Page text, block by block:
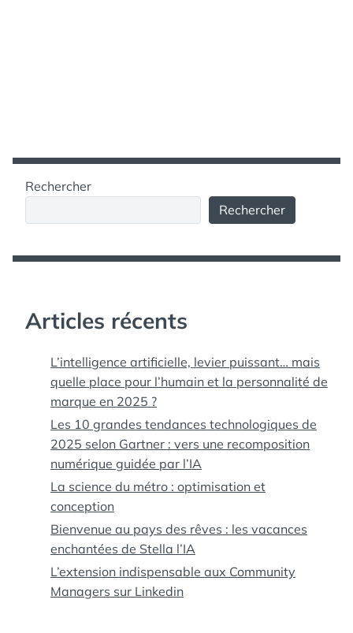
Rechercher
Rechercher
Articles récents
L’intelligence artificielle, levier puissant… mais
quelle place pour l’humain et la personnalité de
marque en 2025 ?
Les 10 grandes tendances technologiques de
2025 selon Gartner : vers une recomposition
numérique guidée par l’IA
La science du métro : optimisation et
conception
Bienvenue au pays des rêves : les vacances
enchantées de Stella l’IA
L’extension indispensable aux Community
Managers sur Linkedin